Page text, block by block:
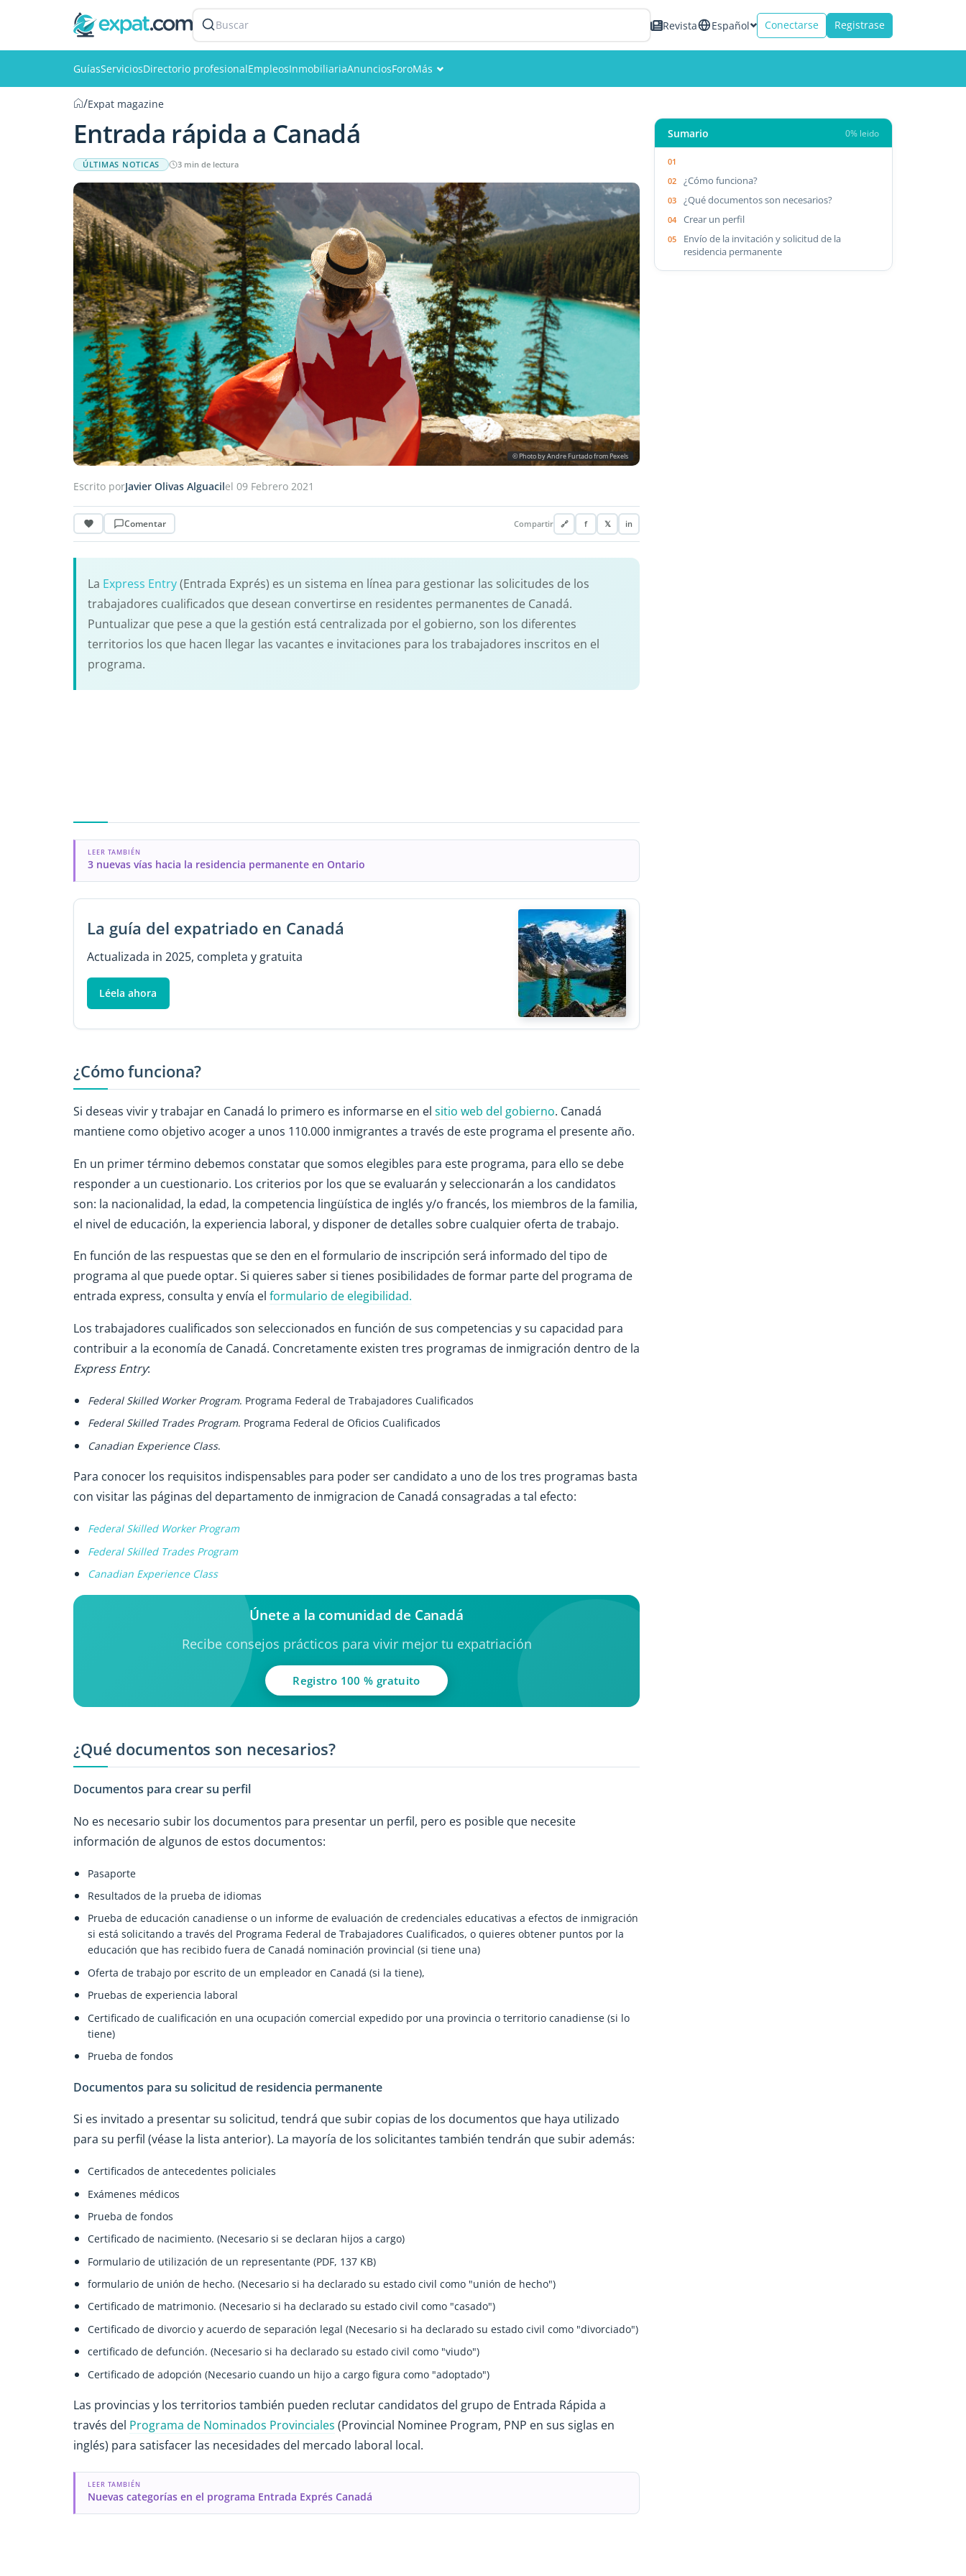
Buscar Revista Español Conectarse Registrase
GuíasServiciosDirectorio profesionalEmpleosInmobiliariaAnunciosForoMás
/Expat magazine
Entrada rápida a Canadá
ÚLTIMAS NOTICAS 3 min de lectura
© Photo by Andre Furtado from Pexels
Escrito porJavier Olivas Alguacilel 09 Febrero 2021
Comentar Compartir 🔗 f 𝕏 in
La Express Entry(Entrada Exprés) es un sistema en línea para gestionar las solicitudes de los
trabajadores cualificados que desean convertirse en residentes permanentes de Canadá.
Puntualizar que pese a que la gestión está centralizada por el gobierno, son los diferentes
territorios los que hacen llegar las vacantes e invitaciones para los trabajadores inscritos en el
programa.
LEER TAMBIÉN
3 nuevas vías hacia la residencia permanente en Ontario
La guía del expatriado en Canadá
Actualizada in 2025, completa y gratuita
Léela ahora
¿Cómo funciona?
Si deseas vivir y trabajar en Canadá lo primero es informarse en el sitio web del gobierno. Canadá
mantiene como objetivo acoger a unos 110.000 inmigrantes a través de este programa el presente año.
En un primer término debemos constatar que somos elegibles para este programa, para ello se debe
responder a un cuestionario. Los criterios por los que se evaluarán y seleccionarán a los candidatos
son: la nacionalidad, la edad, la competencia lingüística de inglés y/o francés, los miembros de la familia,
el nivel de educación, la experiencia laboral, y disponer de detalles sobre cualquier oferta de trabajo.
En función de las respuestas que se den en el formulario de inscripción será informado del tipo de
programa al que puede optar. Si quieres saber si tienes posibilidades de formar parte del programa de
entrada express, consulta y envía el formulario de elegibilidad.
Los trabajadores cualificados son seleccionados en función de sus competencias y su capacidad para
contribuir a la economía de Canadá. Concretamente existen tres programas de inmigración dentro de la
Express Entry:
Federal Skilled Worker Program. Programa Federal de Trabajadores Cualificados
Federal Skilled Trades Program. Programa Federal de Oficios Cualificados
Canadian Experience Class.
Para conocer los requisitos indispensables para poder ser candidato a uno de los tres programas basta
con visitar las páginas del departamento de inmigracion de Canadá consagradas a tal efecto:
Federal Skilled Worker Program
Federal Skilled Trades Program
Canadian Experience Class
Únete a la comunidad de Canadá
Recibe consejos prácticos para vivir mejor tu expatriación
Registro 100 % gratuito
¿Qué documentos son necesarios?
Documentos para crear su perfil
No es necesario subir los documentos para presentar un perfil, pero es posible que necesite
información de algunos de estos documentos:
Pasaporte
Resultados de la prueba de idiomas
Prueba de educación canadiense o un informe de evaluación de credenciales educativas a efectos de inmigración
si está solicitando a través del Programa Federal de Trabajadores Cualificados, o quieres obtener puntos por la
educación que has recibido fuera de Canadá nominación provincial (si tiene una)
Oferta de trabajo por escrito de un empleador en Canadá (si la tiene),
Pruebas de experiencia laboral
Certificado de cualificación en una ocupación comercial expedido por una provincia o territorio canadiense (si lo
tiene)
Prueba de fondos
Documentos para su solicitud de residencia permanente
Si es invitado a presentar su solicitud, tendrá que subir copias de los documentos que haya utilizado
para su perfil (véase la lista anterior). La mayoría de los solicitantes también tendrán que subir además:
Certificados de antecedentes policiales
Exámenes médicos
Prueba de fondos
Certificado de nacimiento. (Necesario si se declaran hijos a cargo)
Formulario de utilización de un representante (PDF, 137 KB)
formulario de unión de hecho. (Necesario si ha declarado su estado civil como "unión de hecho")
Certificado de matrimonio. (Necesario si ha declarado su estado civil como "casado")
Certificado de divorcio y acuerdo de separación legal (Necesario si ha declarado su estado civil como "divorciado")
certificado de defunción. (Necesario si ha declarado su estado civil como "viudo")
Certificado de adopción (Necesario cuando un hijo a cargo figura como "adoptado")
Las provincias y los territorios también pueden reclutar candidatos del grupo de Entrada Rápida a
través del Programa de Nominados Provinciales (Provincial Nominee Program, PNP en sus siglas en
inglés) para satisfacer las necesidades del mercado laboral local.
LEER TAMBIÉN
Nuevas categorías en el programa Entrada Exprés Canadá
Sumario 0% leido
¿Cómo funciona?
¿Qué documentos son necesarios?
Crear un perfil
Envío de la invitación y solicitud de la
residencia permanente